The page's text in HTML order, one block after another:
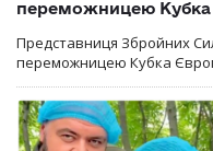
переможницею Кубка
Представниця Збройних
переможницею Кубка